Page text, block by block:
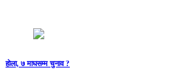
होला, ७ माघसम्म चुनाव ?